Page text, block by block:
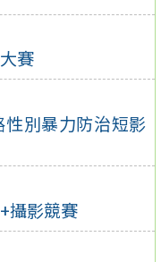
賽
別暴力防治短影
攝影競賽